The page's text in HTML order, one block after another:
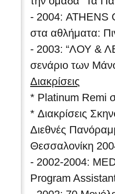
- 2004: ATHENS
στα αθλήματα:
- 2003: “ΛΟΥ &
σενάριο των
Διακρίσεις
* Platinum Remi
* Διακρίσεις
Διεθνές
Θεσσαλονίκη
- 2002-2004:
Program